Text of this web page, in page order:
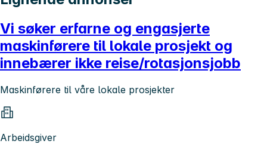
Vi søker erfarne og engasjerte
maskinførere til lokale prosjekt og
innebærer ikke reise/rotasjonsjobb
Maskinførere til våre lokale prosjekter
Arbeidsgiver